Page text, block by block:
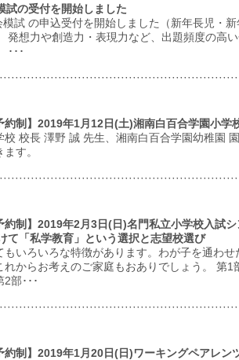
試の受付を開始しました
試 の申込受付を開始しました（新年長児・
発想力や創造力・表現力など、出題頻度の高
･･･
約制】2019年1月12日(土)湘南白百合学園小学
校 校長 澤野 誠 先生、湘南白百合学園幼稚園
ます。
約制】2019年2月3日(日)名門私立小学校入試
て「私学教育」という選択と志望校選び
もいろいろな特徴があります。わが子を通わ
れからお考えのご家庭もおありでしょう。 第
部･･･
約制】2019年1月20日(日)ワーキングペアレ